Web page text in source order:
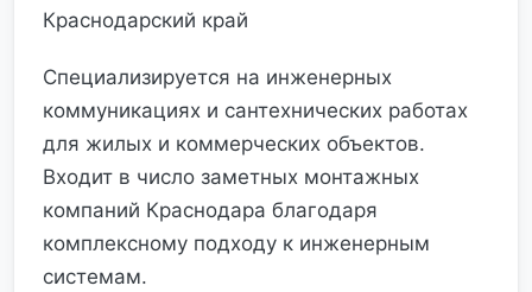
Краснодарский край
Специализируется на инженерных
коммуникациях и сантехнических работах
для жилых и коммерческих объектов.
Входит в число заметных монтажных
компаний Краснодара благодаря
комплексному подходу к инженерным
системам.